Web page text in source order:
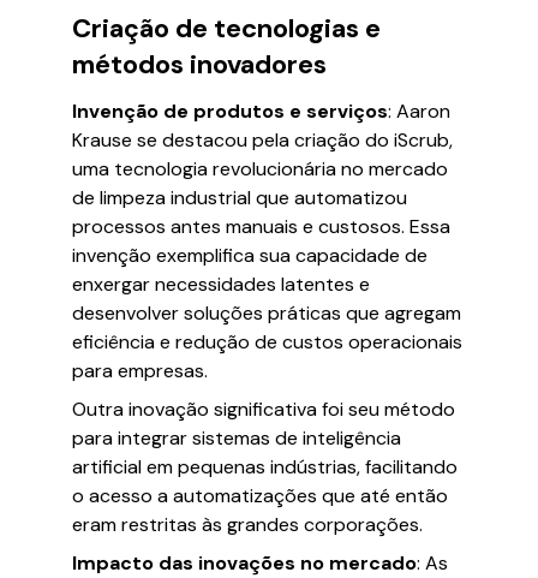
Criação de tecnologias e
métodos inovadores
Invenção de produtos e serviços: Aaron
Krause se destacou pela criação do iScrub,
uma tecnologia revolucionária no mercado
de limpeza industrial que automatizou
processos antes manuais e custosos. Essa
invenção exemplifica sua capacidade de
enxergar necessidades latentes e
desenvolver soluções práticas que agregam
eficiência e redução de custos operacionais
para empresas.
Outra inovação significativa foi seu método
para integrar sistemas de inteligência
artificial em pequenas indústrias, facilitando
o acesso a automatizações que até então
eram restritas às grandes corporações.
Impacto das inovações no mercado: As